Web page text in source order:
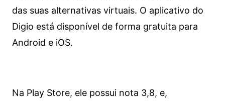
das suas alternativas virtuais. O aplicativo do
Digio está disponível de forma gratuita para
Android e iOS.
Na Play Store, ele possui nota 3,8, e,